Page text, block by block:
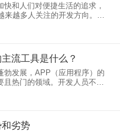
和人们对便捷生活的追求，
来越多人关注的开发方向。同
提供与当地生活相关的信息、
篇文章中，我们将探讨如何
流工具是什么？
勃发展，APP（应用程序）的
热门的领域。开发人员不断
大的工具来简化开发过程并
介绍现在APP开发的主流工
劣势